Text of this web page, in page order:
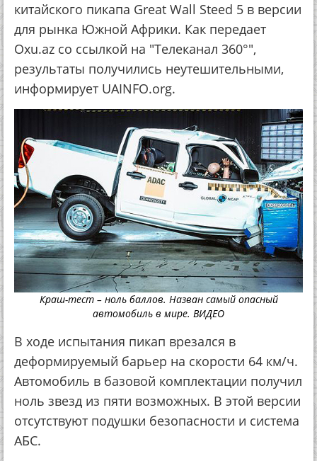
китайского пикапа Great Wall Steed 5 в версии
для рынка Южной Африки. Как передает
Оxu.az со ссылкой на "Телеканал 360°",
результаты получились неутешительными,
информирует UAINFO.org.
Краш-тест – ноль баллов. Назван самый опасный
автомобиль в мире. ВИДЕО
В ходе испытания пикап врезался в
деформируемый барьер на скорости 64 км/ч.
Автомобиль в базовой комплектации получил
ноль звезд из пяти возможных. В этой версии
отсутствуют подушки безопасности и система
АБС.